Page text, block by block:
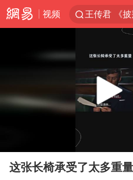
视频
王传君 《披
王艺迪无缘
Play
这张长椅承受了太多重量